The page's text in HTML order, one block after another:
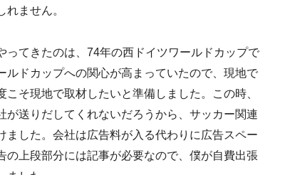
ません。
ってきたのは、74年の西ドイツワールドカップで
ルドカップへの関心が高まっていたので、現地で
そ現地で取材したいと準備しました。この時、
が送りだしてくれないだろうから、サッカー関連
ました。会社は広告料が入る代わりに広告スペー
の上段部分には記事が必要なので、僕が自費出張